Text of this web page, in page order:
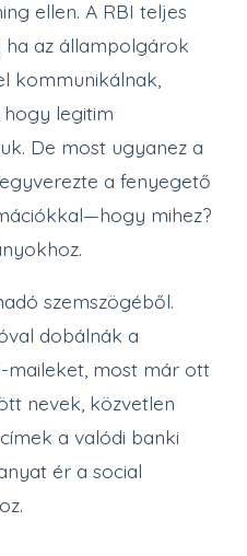
ellen. A RBI teljes
ha az állampolgárok
kommunikálnak,
legitim
De most ugyanez a
a fenyegető
mihez?
szemszögéből.
dobálnák a
maileket, most már ott
nevek, közvetlen
a valódi banki
ér a social